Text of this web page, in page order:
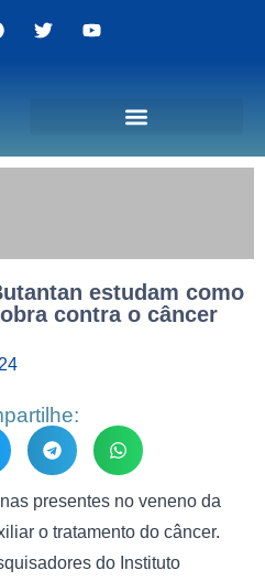
estudam como
contra o câncer
presentes no veneno da
o tratamento do câncer.
do Instituto